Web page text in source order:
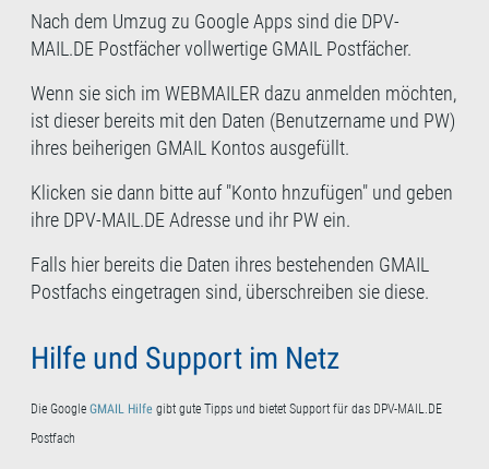
Nach dem Umzug zu Google Apps sind die DPV-
MAIL.DE Postfächer vollwertige GMAIL Postfächer.
Wenn sie sich im WEBMAILER dazu anmelden möchten,
ist dieser bereits mit den Daten (Benutzername und PW)
ihres beiherigen GMAIL Kontos ausgefüllt.
Klicken sie dann bitte auf "Konto hnzufügen" und geben
ihre DPV-MAIL.DE Adresse und ihr PW ein.
Falls hier bereits die Daten ihres bestehenden GMAIL
Postfachs eingetragen sind, überschreiben sie diese.
Hilfe und Support im Netz
Die Google GMAIL Hilfe gibt gute Tipps und bietet Support für das DPV-MAIL.DE
Postfach